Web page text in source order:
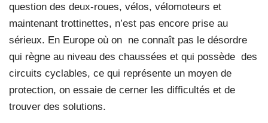
question des deux-roues, vélos, vélomoteurs et
maintenant trottinettes, n’est pas encore prise au
sérieux. En Europe où on ne connaît pas le désordre
qui règne au niveau des chaussées et qui possède des
circuits cyclables, ce qui représente un moyen de
protection, on essaie de cerner les difficultés et de
trouver des solutions.